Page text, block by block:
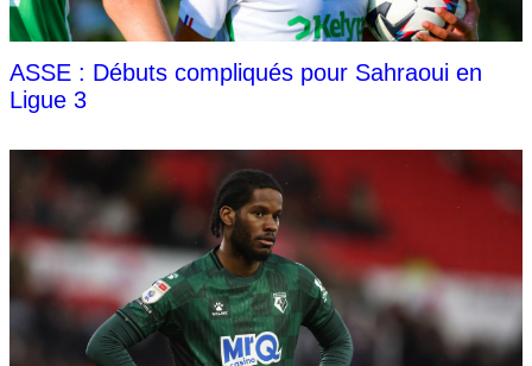
ASSE : Débuts compliqués pour Sahraoui en
Ligue 3